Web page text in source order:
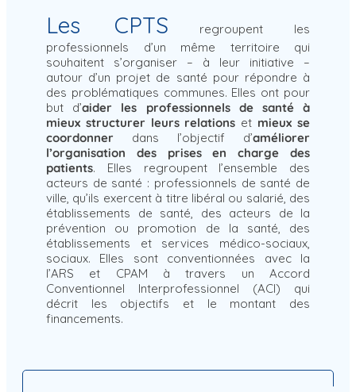
Les CPTS regroupent les
professionnels d’un même territoire qui
souhaitent s’organiser – à leur initiative –
autour d’un projet de santé pour répondre à
des problématiques communes. Elles ont pour
but d’aider les professionnels de santé à
mieux structurer leurs relations et mieux se
coordonner dans l’objectif d’améliorer
l’organisation des prises en charge des
patients. Elles regroupent l’ensemble des
acteurs de santé : professionnels de santé de
ville, qu’ils exercent à titre libéral ou salarié, des
établissements de santé, des acteurs de la
prévention ou promotion de la santé, des
établissements et services médico-sociaux,
sociaux. Elles sont conventionnées avec la
l’ARS et CPAM à travers un Accord
Conventionnel Interprofessionnel (ACI) qui
décrit les objectifs et le montant des
financements.